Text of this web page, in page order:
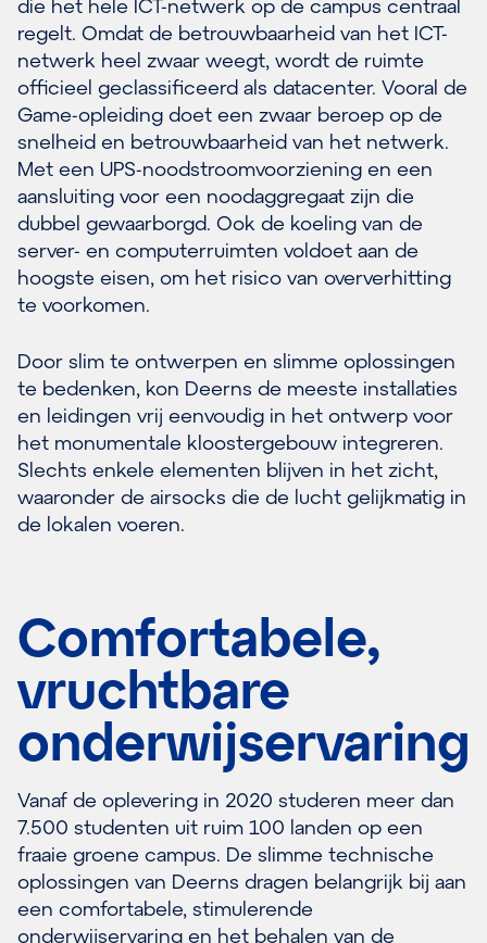
die het hele ICT-netwerk op de campus centraal
regelt. Omdat de betrouwbaarheid van het ICT-
netwerk heel zwaar weegt, wordt de ruimte
officieel geclassificeerd als datacenter. Vooral de
Game-opleiding doet een zwaar beroep op de
snelheid en betrouwbaarheid van het netwerk.
Met een UPS-noodstroomvoorziening en een
aansluiting voor een noodaggregaat zijn die
dubbel gewaarborgd. Ook de koeling van de
server- en computerruimten voldoet aan de
hoogste eisen, om het risico van oververhitting
te voorkomen.
Door slim te ontwerpen en slimme oplossingen
te bedenken, kon Deerns de meeste installaties
en leidingen vrij eenvoudig in het ontwerp voor
het monumentale kloostergebouw integreren.
Slechts enkele elementen blijven in het zicht,
waaronder de airsocks die de lucht gelijkmatig in
de lokalen voeren.
Comfortabele,
vruchtbare
onderwijservaring
Vanaf de oplevering in 2020 studeren meer dan
7.500 studenten uit ruim 100 landen op een
fraaie groene campus. De slimme technische
oplossingen van Deerns dragen belangrijk bij aan
een comfortabele, stimulerende
onderwijservaring en het behalen van de